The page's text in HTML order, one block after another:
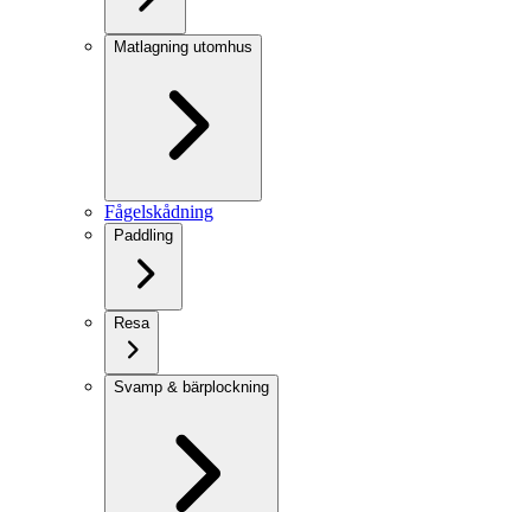
Matlagning utomhus
Fågelskådning
Paddling
Resa
Svamp & bärplockning